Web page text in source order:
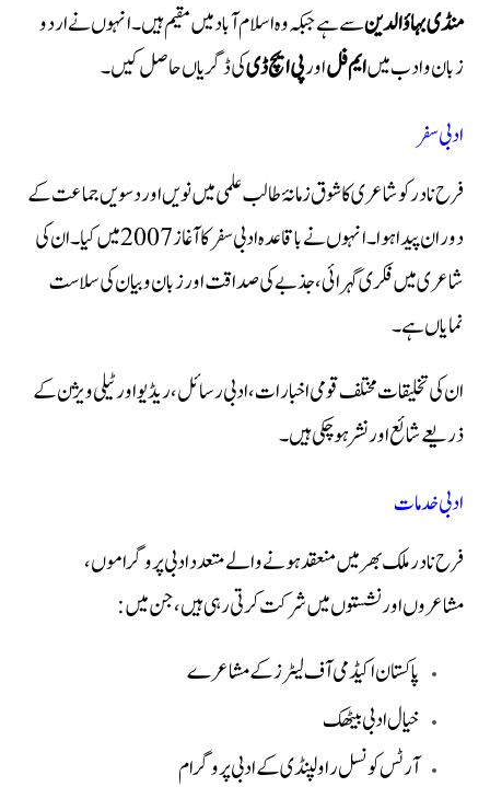
منڈی بہاؤالدینسے ہے جبکہ وہ اسلام آباد میں مقیم ہیں۔ انہوں نے اردو
زبان و ادب میںایم فلاورپی ایچ ڈیکی ڈگریاں حاصل کیں۔
ادبی سفر
فرح نادر کو شاعری کا شوق زمانۂ طالب علمی میں نویں اور دسویں جماعت کے
دوران پیدا ہوا۔ انہوں نے باقاعدہ ادبی سفر کا آغاز 2007 میں کیا۔ ان کی
شاعری میں فکری گہرائی، جذبے کی صداقت اور زبان و بیان کی سلاست
نمایاں ہے۔
ان کی تخلیقات مختلف قومی اخبارات، ادبی رسائل، ریڈیو اور ٹیلی ویژن کے
ذریعے شائع اور نشر ہو چکی ہیں۔
ادبی خدمات
فرح نادر ملک بھر میں منعقد ہونے والے متعدد ادبی پروگراموں،
مشاعروں اور نشستوں میں شرکت کرتی رہی ہیں، جن میں:
پاکستان اکیڈمی آف لیٹرز کے مشاعرے
خیال ادبی بیٹھک
آرٹس کونسل راولپنڈی کے ادبی پروگرام